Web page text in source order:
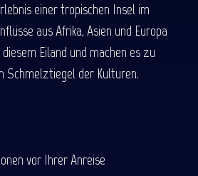
einer tropischen Insel im
aus Afrika, Asien und Europa
Eiland und machen es zu
Schmelztiegel der Kulturen.
vor Ihrer Anreise